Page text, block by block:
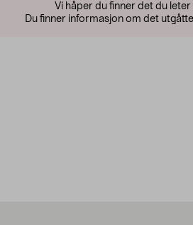
Vi håper du finner det du
Du finner informasjon om det